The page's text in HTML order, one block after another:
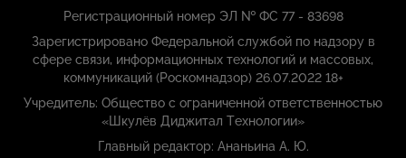
Регистрационный номер ЭЛ № ФС 77 - 83698
Зарегистрировано Федеральной службой по надзору в
сфере связи, информационных технологий и массовых,
коммуникаций (Роскомнадзор) 26.07.2022 18+
Учредитель: Общество с ограниченной ответственностью
«Шкулёв Диджитал Технологии»
Главный редактор: Ананьина А. Ю.